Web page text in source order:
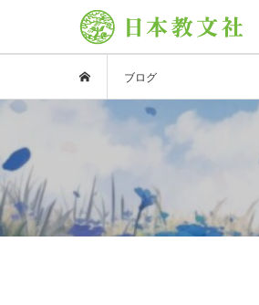
ブログ